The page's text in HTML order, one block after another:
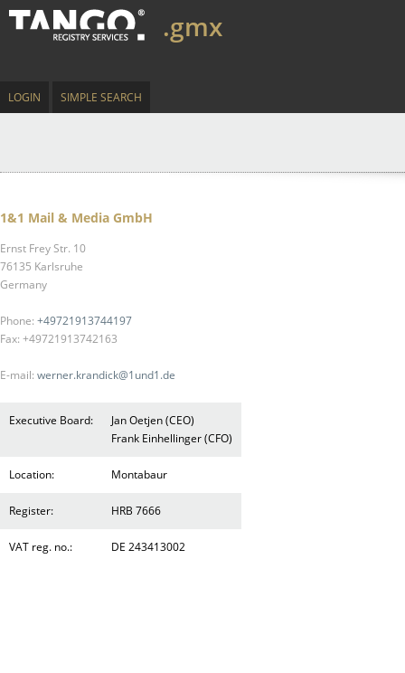
.gmx
LOGIN SIMPLE SEARCH
1&1 Mail & Media GmbH
Ernst Frey Str. 10
76135 Karlsruhe
Germany
Phone: +49721913744197
Fax: +49721913742163
E-mail: werner.krandick@1und1.de
Executive Board:
Jan Oetjen (CEO)
Frank Einhellinger (CFO)
Location: Montabaur
Register: HRB 7666
VAT reg. no.: DE 243413002